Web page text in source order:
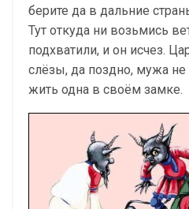
берите да в дальние
Тут откуда ни возьмись
подхватили, и он исчез.
слёзы, да поздно, мужа
жить одна в своём замке.